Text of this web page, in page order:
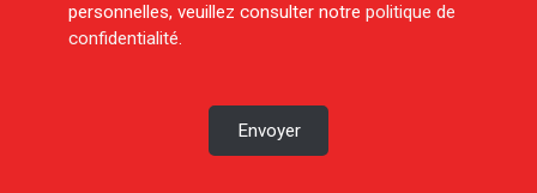
personnelles, veuillez consulter notre politique de
confidentialité.
Envoyer